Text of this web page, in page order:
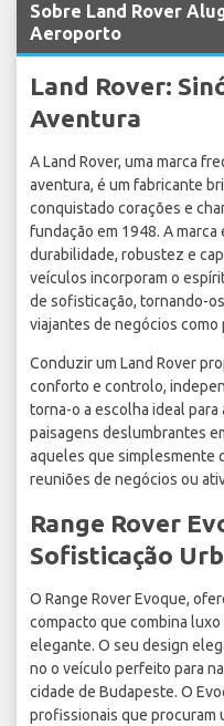
Sobre Land Rover
Aeroporto
Land Rover:
Aventura
A Land Rover, uma marca
aventura, é um fabricante
conquistado corações e
fundação em 1948. A
durabilidade, robustez e
veículos incorporam o
de sofisticação, tornando-
viajantes de negócios como
Conduzir um Land Rover
conforto e controlo,
torna-o a escolha ideal
paisagens deslumbrantes
aqueles que simplesmente
reuniões de negócios ou
Range Rover
Sofisticação
O Range Rover Evoque,
compacto que combina
elegante. O seu design
no o veículo perfeito para
cidade de Budapeste. O
profissionais que procuram